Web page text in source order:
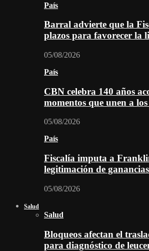
País
Barral advierte que la
plazos para favorecer la
05/08/2026
País
CBN celebra 140 años
momentos que unen a
05/08/2026
País
Fiscalía imputa a
legitimación de
05/08/2026
Salud
Salud
Bloqueos afectan el
para diagnóstico de